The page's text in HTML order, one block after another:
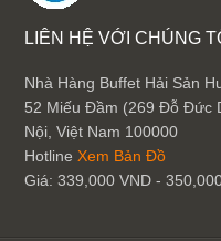
LIÊN HỆ VỚI CHÚNG
Nhà Hàng Buffet Hải Sản
52 Miếu Đầm (269 Đỗ Đức
Nội ,Việt Nam 100000
Hotline Xem Bản Đồ
Giá:339,000 VND -